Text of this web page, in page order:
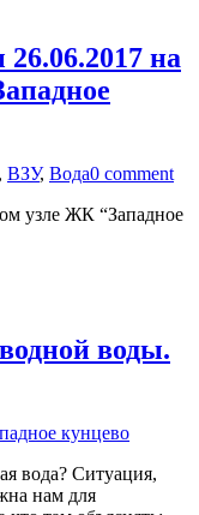
на
, ВЗУ, Вода0 comment
узле ЖК “Западное
воды.
кунцево
вода? Ситуация,
нам для